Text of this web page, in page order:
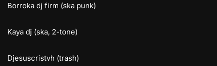
Borroka dj firm (ska punk)
Kaya dj (ska, 2-tone)
Djesuscristvh (trash)